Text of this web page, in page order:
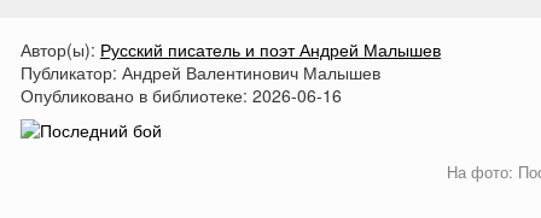
Автор(ы): Русский писатель и поэт Андрей Малышев
Публикатор: Андрей Валентинович Малышев
Опубликовано в библиотеке: 2026-06-16
На фото: